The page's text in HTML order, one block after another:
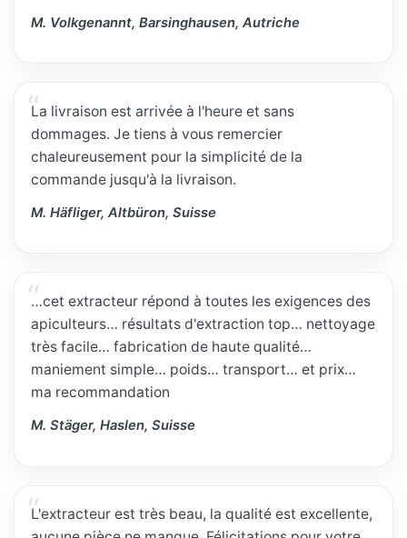
M. Volkgenannt, Barsinghausen, Autriche
La livraison est arrivée à l'heure et sans
dommages. Je tiens à vous remercier
chaleureusement pour la simplicité de la
commande jusqu'à la livraison.
M. Häfliger, Altbüron, Suisse
…cet extracteur répond à toutes les exigences des
apiculteurs… résultats d'extraction top… nettoyage
très facile… fabrication de haute qualité…
maniement simple… poids… transport… et prix…
ma recommandation
M. Stäger, Haslen, Suisse
L'extracteur est très beau, la qualité est excellente,